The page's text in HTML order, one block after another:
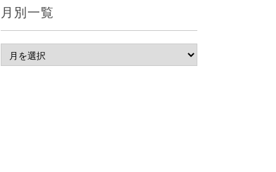
月別一覧